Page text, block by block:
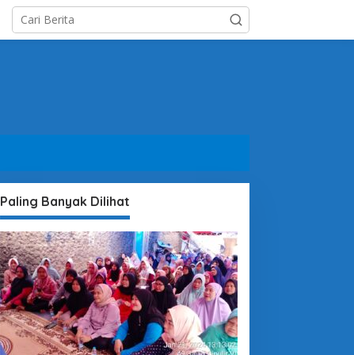
Paling Banyak Dilihat